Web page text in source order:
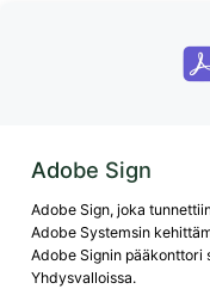
Adobe Sign
Adobe Sign, joka
Adobe Systemsin
Adobe Signin pääkonttori
Yhdysvalloissa.